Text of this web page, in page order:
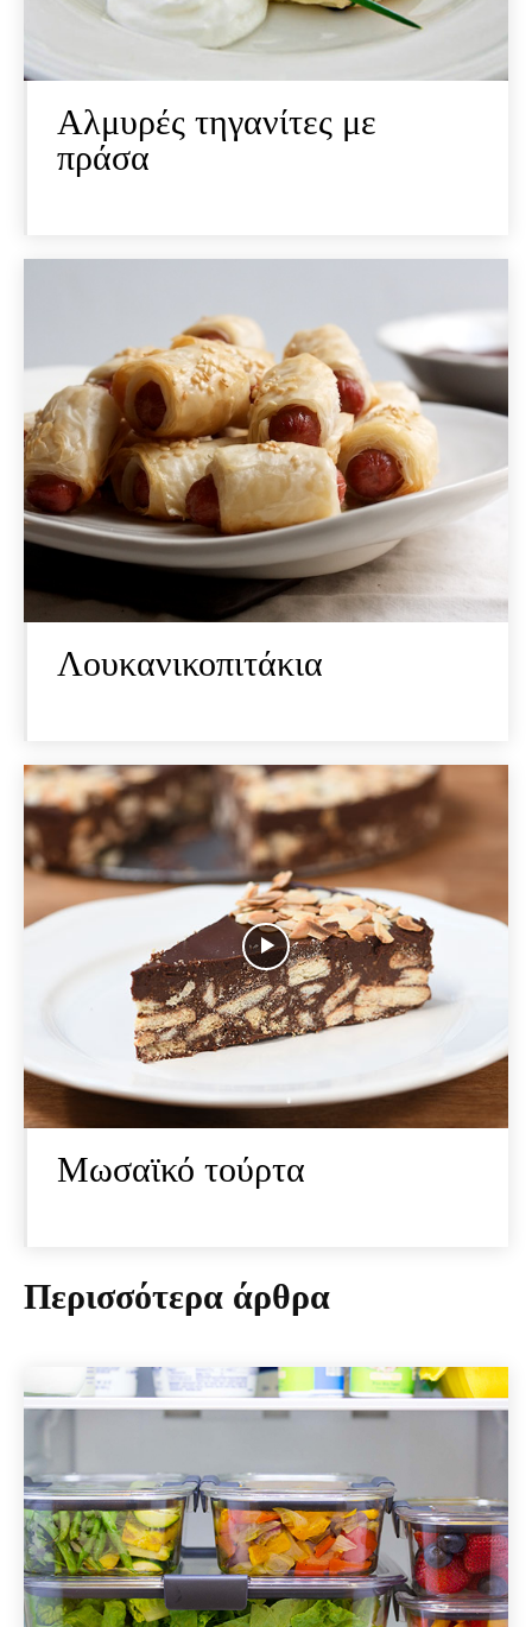
Αλμυρές τηγανίτες με
πράσα
Λουκανικοπιτάκια
Μωσαϊκό τούρτα
Περισσότερα άρθρα